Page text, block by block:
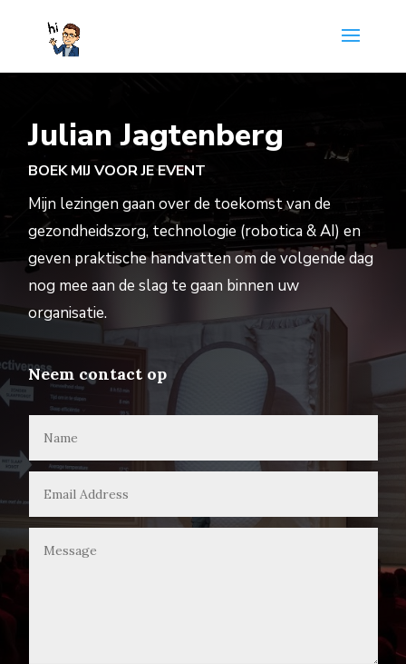
Julian Jagtenberg
BOEK MIJ VOOR JE EVENT
Mijn lezingen gaan over de toekomst van de
gezondheidszorg, technologie (robotica & AI) en
geven praktische handvatten om de volgende dag
nog mee aan de slag te gaan binnen uw
organisatie.
Neem contact op